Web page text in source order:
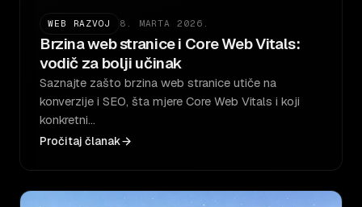
WEB RAZVOJ 8. MARTA 2026.
Brzina web stranice i Core Web Vitals:
vodič za bolji učinak
Saznajte zašto brzina web stranice utiče na
konverzije i SEO, šta mjere Core Web Vitals i koji
konkretni…
Pročitaj članak